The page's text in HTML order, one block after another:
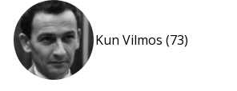
Kun Vilmos (73)